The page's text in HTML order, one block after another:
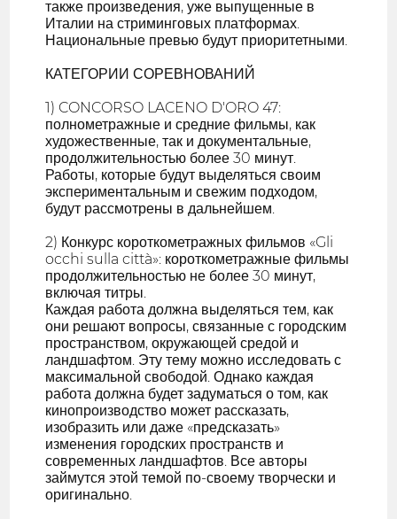
также произведения, уже выпущенные в
Италии на стриминговых платформах.
Национальные превью будут приоритетными.
КАТЕГОРИИ СОРЕВНОВАНИЙ
1) CONCORSO LACENO D'ORO 47:
полнометражные и средние фильмы, как
художественные, так и документальные,
продолжительностью более 30 минут.
Работы, которые будут выделяться своим
экспериментальным и свежим подходом,
будут рассмотрены в дальнейшем.
2) Конкурс короткометражных фильмов «Gli
occhi sulla città»: короткометражные фильмы
продолжительностью не более 30 минут,
включая титры.
Каждая работа должна выделяться тем, как
они решают вопросы, связанные с городским
пространством, окружающей средой и
ландшафтом. Эту тему можно исследовать с
максимальной свободой. Однако каждая
работа должна будет задуматься о том, как
кинопроизводство может рассказать,
изобразить или даже «предсказать»
изменения городских пространств и
современных ландшафтов. Все авторы
займутся этой темой по-своему творчески и
оригинально.